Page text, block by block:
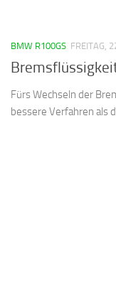
BMW R100GS FREITAG,
Fürs Wechseln der
bessere Verfahren als